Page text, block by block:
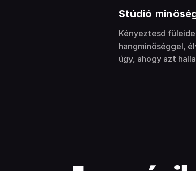
Stúdió
Kényeztesd
hangminőséggel,
úgy, ahogy azt